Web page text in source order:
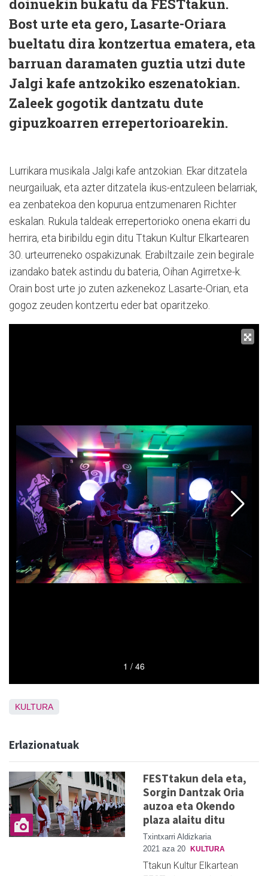
doinuekin bukatu da FESTtakun.
Bost urte eta gero, Lasarte-Oriara
bueltatu dira kontzertua ematera, eta
barruan daramaten guztia utzi dute
Jalgi kafe antzokiko eszenatokian.
Zaleek gogotik dantzatu dute
gipuzkoarren errepertorioarekin.
Lurrikara musikala Jalgi kafe antzokian. Ekar ditzatela
neurgailuak, eta azter ditzatela ikus-entzuleen belarriak,
ea zenbatekoa den kopurua entzumenaren Richter
eskalan. Rukula taldeak errepertorioko onena ekarri du
herrira, eta biribildu egin ditu Ttakun Kultur Elkartearen
30. urteurreneko ospakizunak. Erabiltzaile zein begirale
izandako batek astindu du bateria, Oihan Agirretxe-k.
Orain bost urte jo zuten azkenekoz Lasarte-Orian, eta
gogoz zeuden kontzertu eder bat oparitzeko.
KULTURA
Erlazionatuak
FESTtakun dela eta,
Sorgin Dantzak Oria
auzoa eta Okendo
plaza alaitu ditu
Txintxarri Aldizkaria
2021 aza 20 KULTURA
Ttakun Kultur Elkartean